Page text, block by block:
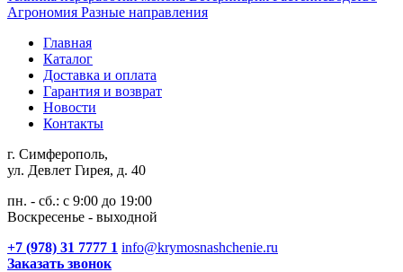
Агрономия Разные направления
Главная
Каталог
Доставка и оплата
Гарантия и возврат
Новости
Контакты
г. Симферополь,
ул. Девлет Гирея, д. 40
пн. - сб.: с 9:00 до 19:00
Воскресенье - выходной
+7 (978) 31 7777 1 info@krymosnashchenie.ru
Заказать звонок